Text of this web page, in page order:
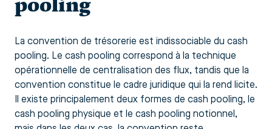
La convention de trésorerie est indissociable du cash
pooling. Le cash pooling correspond à la technique
opérationnelle de centralisation des flux, tandis que la
convention constitue le cadre juridique qui la rend licite.
Il existe principalement deux formes de cash pooling, le
cash pooling physique et le cash pooling notionnel,